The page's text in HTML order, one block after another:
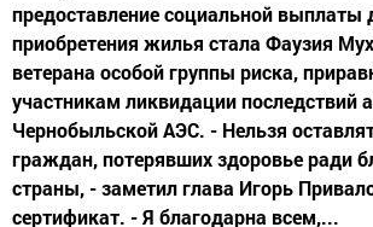
предоставление социальной выплаты
приобретения жилья стала Фаузия
ветерана особой группы риска,
участникам ликвидации последствий
Чернобыльской АЭС. - Нельзя
граждан, потерявших здоровье ради
страны, - заметил глава Игорь
сертификат. - Я благодарна всем,...